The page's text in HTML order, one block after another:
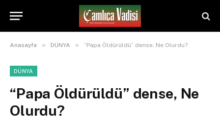
Anasayfa » DÜNYA » “Papa Öldürüldü” dense, Ne Olurdu?
DÜNYA
“Papa Öldürüldü” dense, Ne
Olurdu?